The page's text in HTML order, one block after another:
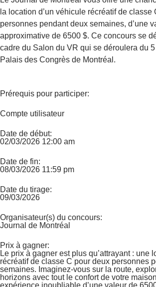
la location d’un véhicule récréatif de classe
personnes pendant deux semaines, d’une
approximative de 6500 $. Ce concours se
cadre du Salon du VR qui se déroulera du
Palais des Congrès de Montréal.
Prérequis pour participer:
Compte utilisateur
Date de début:
02/03/2026 12:00 am
Date de fin:
08/03/2026 11:59 pm
Date du tirage:
09/03/2026
Organisateur(s) du concours:
Journal de Montréal
Prix à gagner:
Le prix à gagner est plus qu’attrayant : une
récréatif de classe C pour deux personnes
semaines. Imaginez-vous sur la route,
horizons avec tout le confort de votre
expérience inoubliable d’une valeur de